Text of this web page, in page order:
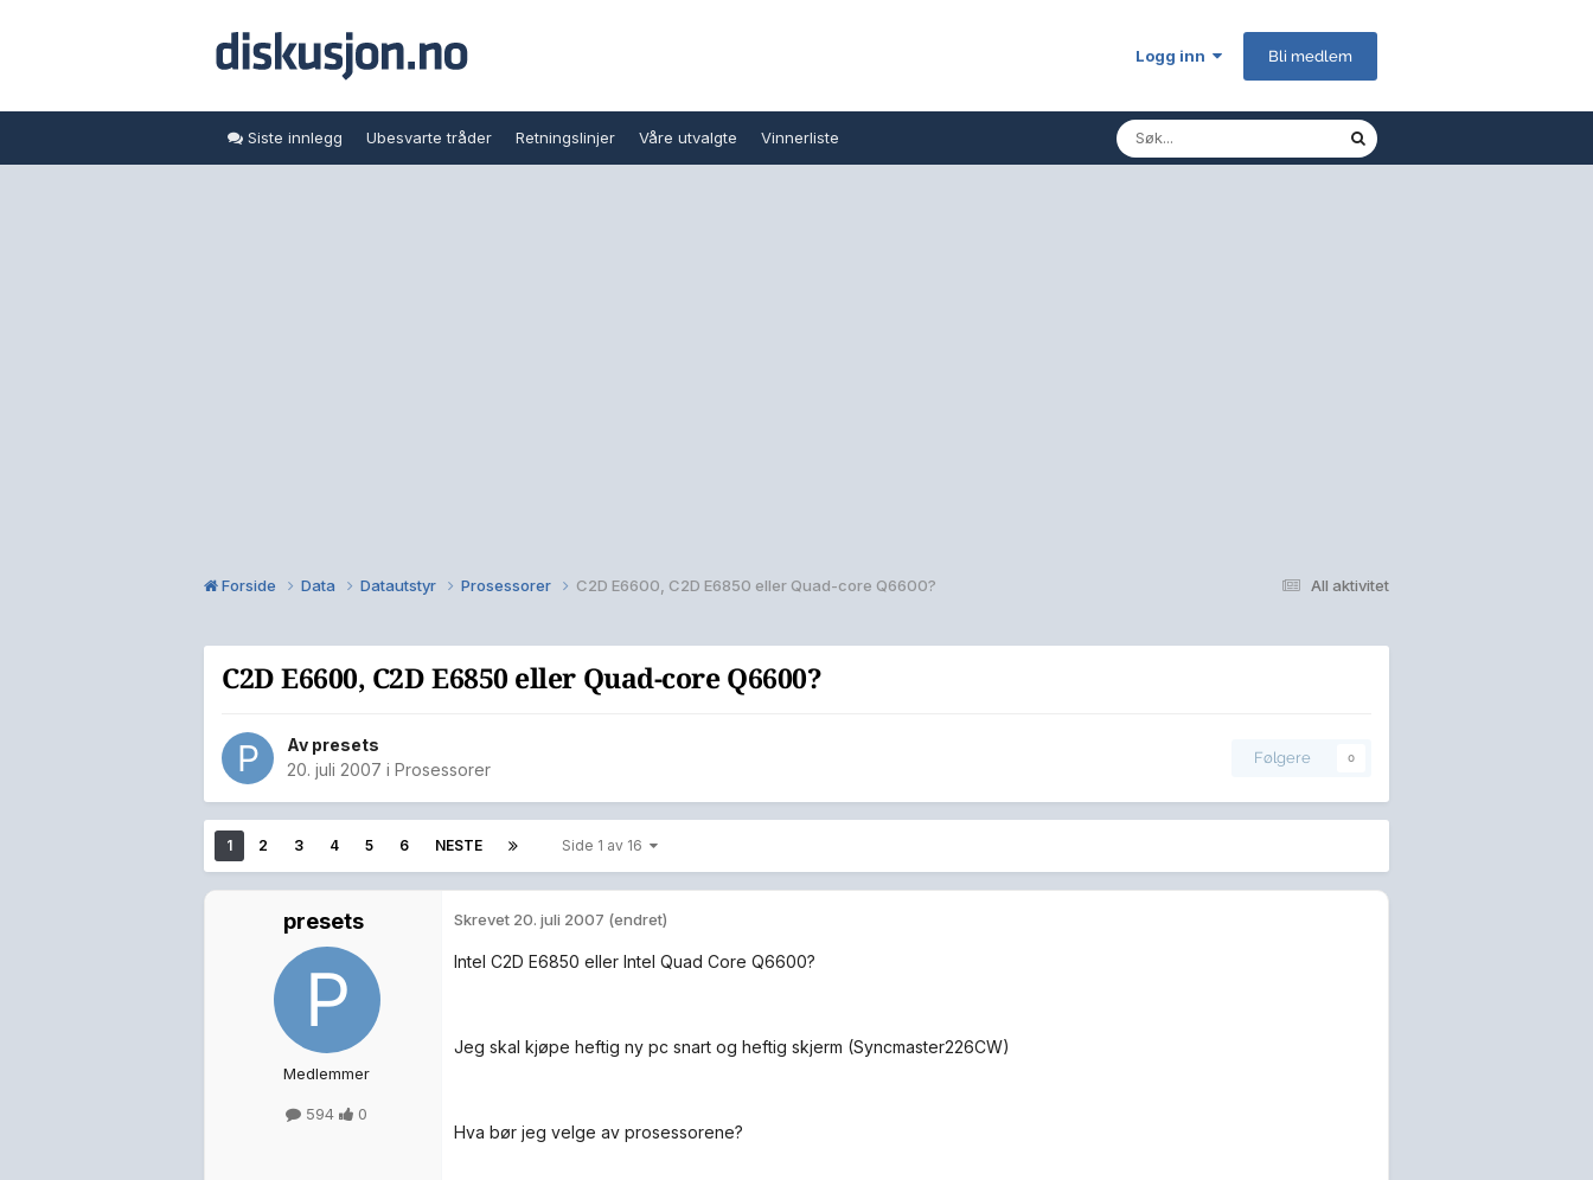
Logg inn Bli medlem
Siste innlegg Ubesvarte tråder Retningslinjer Våre utvalgte Vinnerliste
All aktivitet
Forside Data Datautstyr Prosessorer C2D E6600, C2D E6850 eller Quad-core Q6600?
C2D E6600, C2D E6850 eller Quad-core Q6600?
Av presets
20. juli 2007 i Prosessorer
Følgere 0
1 2 3 4 5 6 NESTE Side 1 av 16
presets
Medlemmer
594 0
Skrevet 20. juli 2007 (endret)
Intel C2D E6850 eller Intel Quad Core Q6600?
Jeg skal kjøpe heftig ny pc snart og heftig skjerm (Syncmaster226CW)
Hva bør jeg velge av prosessorene?